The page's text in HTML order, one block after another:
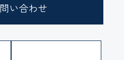
い合わせ